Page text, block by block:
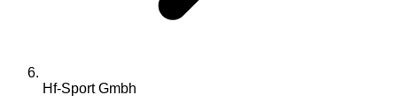
Hf-Sport Gmbh